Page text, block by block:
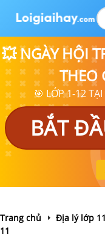
💥 NGÀY HỘI
THEO
🎯 LỚP 1-12
BẮT
Trang chủ
Địa lý lớp
11